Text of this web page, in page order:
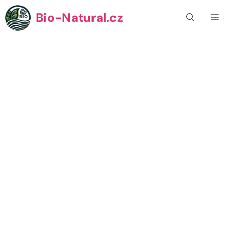
Přeskočit
na
obsah
Bio-Natural.cz